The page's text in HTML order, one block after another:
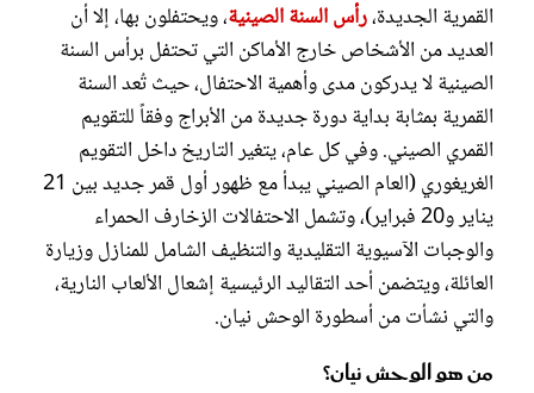
القمرية الجديدة،رأس السنة الصينية، ويحتفلون بها، إلا أن
العديد من الأشخاص خارج الأماكن التي تحتفل برأس السنة
الصينية لا يدركون مدى وأهمية الاحتفال، حيث تُعد السنة
القمرية بمثابة بداية دورة جديدة من الأبراج وفقاً للتقويم
القمري الصيني. وفي كل عام، يتغير التاريخ داخل التقويم
الغريغوري (العام الصيني يبدأ مع ظهور أول قمر جديد بين 21
يناير و20 فبراير)، وتشمل الاحتفالات الزخارف الحمراء
والوجبات الآسيوية التقليدية والتنظيف الشامل للمنازل وزيارة
العائلة، ويتضمن أحد التقاليد الرئيسية إشعال الألعاب النارية،
والتي نشأت من أسطورة الوحش نيان.
من هو الوحش نيان؟